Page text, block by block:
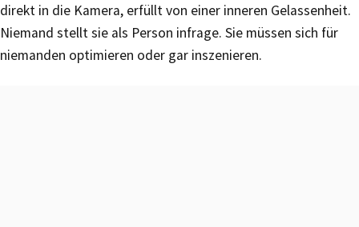
direkt in die Kamera, erfüllt von einer inneren Gelassenheit.
Niemand stellt sie als Person infrage. Sie müssen sich für
niemanden optimieren oder gar inszenieren.